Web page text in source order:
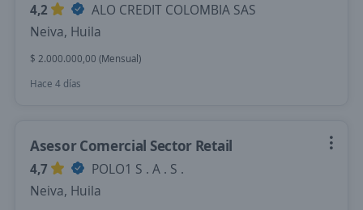
4,2
ALO CREDIT COLOMBIA SAS
Neiva, Huila
$ 2.000.000,00 (Mensual)
Hace 4 días
Asesor Comercial Sector Retail
4,7
POLO1 S . A . S .
Neiva, Huila